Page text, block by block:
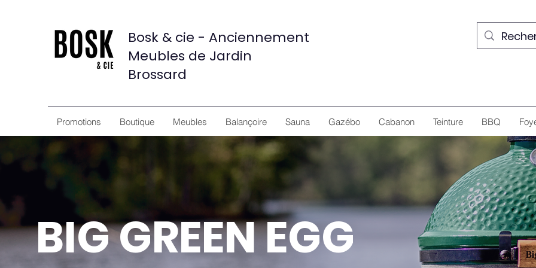
Bosk & cie - Anciennement
Meubles de Jardin
Brossard
Promotions Boutique Meubles Balançoire Sauna Gazébo Cabanon Teinture BBQ
BIG GREEN EGG